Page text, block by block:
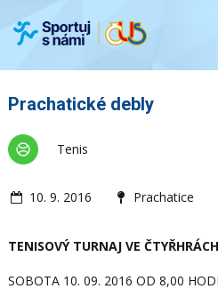
Prachatické debly
Tenis
10. 9. 2016 Prachatice
TENISOVÝ TURNAJ VE
SOBOTA 10. 09. 2016 OD 8,00